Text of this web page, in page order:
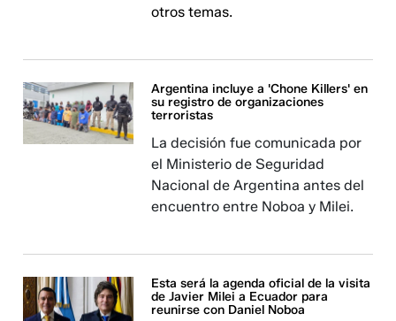
otros temas.
Argentina incluye a 'Chone Killers' en
su registro de organizaciones
terroristas
La decisión fue comunicada por
el Ministerio de Seguridad
Nacional de Argentina antes del
encuentro entre Noboa y Milei.
Esta será la agenda oficial de la visita
de Javier Milei a Ecuador para
reunirse con Daniel Noboa